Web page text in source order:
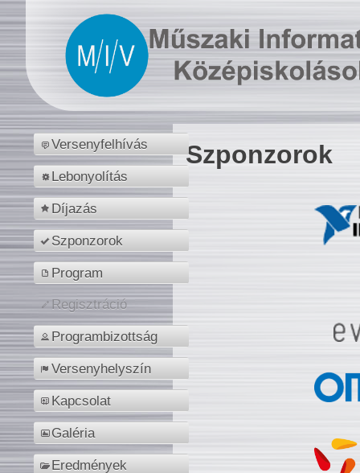
Versenyfelhívás
Lebonyolítás
Díjazás
Szponzorok
Program
Regisztráció
Programbizottság
Versenyhelyszín
Kapcsolat
Galéria
Eredmények
Szponzorok